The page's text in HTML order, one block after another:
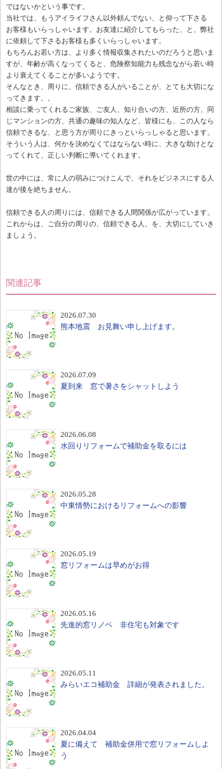
ではないかという事です。
当社では、もうアイライフさん以外頼んでない、と仰って下さる
お客様もいらっしゃいます。お友達に紹介してもらった、と、弊社
に依頼して下さるお客様も多くいらっしゃいます。
もちろんお若い方は、より多く情報収集されたいのだろうと思いま
すが、年齢が高くなってくると、危険察知能力も残念ながら若い時
より衰えてくることが多いようです。
そんなとき、周りに、信頼できる人がいることが、とても大切にな
ってきます。。
相談に乗ってくれるご家族、ご友人、知り合いの方、近所の方、同
じマンションの方、共通の趣味の知人など、皆様にも、この人なら
信頼できるな、と思う方が周りにきっといらっしゃると思います。
そういう人は、何かを決めなくてはならない時に、大きな助けとな
ってくれて、正しい判断に導いてくれます。
世の中には、常に人の弱みにつけこんで、それをビジネスにする人
達が後を絶ちません。
信頼できる人の周りには、信頼できる人間関係が広がっています。
これからは、ご自分の周りの、信頼できる人、を、大切にしていき
ましょう。
関連記事
2026.07.30
熊本地震 お見舞い申し上げます。
2026.07.09
夏到来 窓で暑さをシャットしよう
2026.06.08
水回りリフォームで補助金を取るには
2026.05.28
中東情勢におけるリフォームへの影響
2026.05.19
窓リフォームは早めがお得
2026.05.16
先進的窓リノベ 非住宅も対象です
2026.05.11
みらいエコ補助金 詳細が発表されました。
2026.04.04
夏に備えて 補助金併用で窓リフォームしよ
う